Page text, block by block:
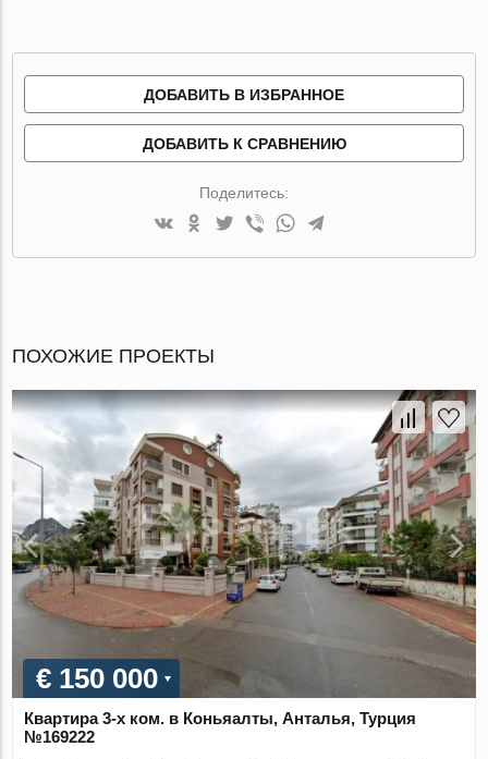
ДОБАВИТЬ В ИЗБРАННОЕ
ДОБАВИТЬ К СРАВНЕНИЮ
Поделитесь:
ПОХОЖИЕ ПРОЕКТЫ
€ 150 000
Квартира 3-х ком. в Коньяалты, Анталья, Турция
№169222